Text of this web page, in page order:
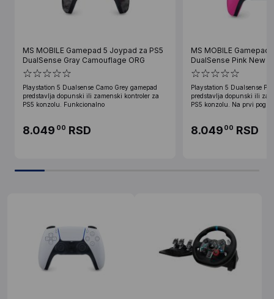
MS MOBILE Gamepad 5 Joypad za PS5
DualSense Gray Camouflage ORG
Playstation 5 Dualsense Camo Grey gamepad
predstavlja dopunski ili zamenski kontroler za
PS5 konzolu. Funkcionalno
8.049 00 RSD
MS MOBILE Gamepad
DualSense Pink New
Playstation 5 Dualsense
predstavlja dopunski ili
PS5 konzolu. Na prvi pogled
8.049 00 RSD